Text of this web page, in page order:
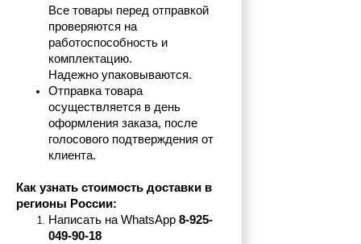
Все товары перед отправкой
проверяются на
работоспособность и
комплектацию.
Надежно упаковываются.
Отправка товара
осуществляется в день
оформления заказа, после
голосового подтверждения от
клиента.
Как узнать стоимость доставки в
регионы России:
Написать на WhatsApp 8-925-
049-90-18